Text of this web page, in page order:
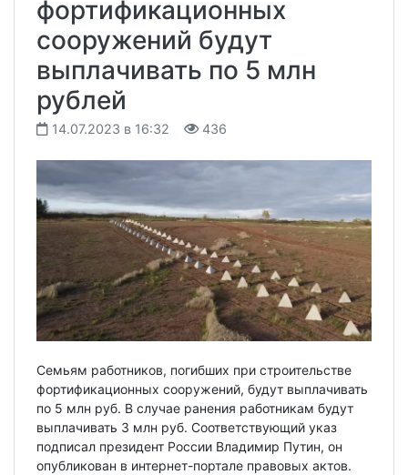
фортификационных
сооружений будут
выплачивать по 5 млн
рублей
14.07.2023 в 16:32 436
Семьям работников, погибших при строительстве
фортификационных сооружений, будут выплачивать
по 5 млн руб. В случае ранения работникам будут
выплачивать 3 млн руб. Соответствующий указ
подписал президент России Владимир Путин, он
опубликован в интернет-портале правовых актов.